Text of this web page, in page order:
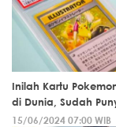
Inilah Kartu
di Dunia, Sudah
15/06/2024 07:00 WIB